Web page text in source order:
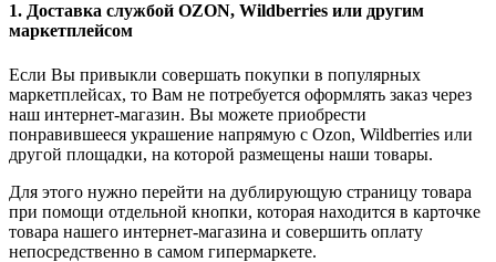
1. Доставка службой OZON, Wildberries или другим
маркетплейсом
Если Вы привыкли совершать покупки в популярных
маркетплейсах, то Вам не потребуется оформлять заказ через
наш интернет-магазин. Вы можете приобрести
понравившееся украшение напрямую с Ozon, Wildberries или
другой площадки, на которой размещены наши товары.
Для этого нужно перейти на дублирующую страницу товара
при помощи отдельной кнопки, которая находится в карточке
товара нашего интернет-магазина и совершить оплату
непосредственно в самом гипермаркете.